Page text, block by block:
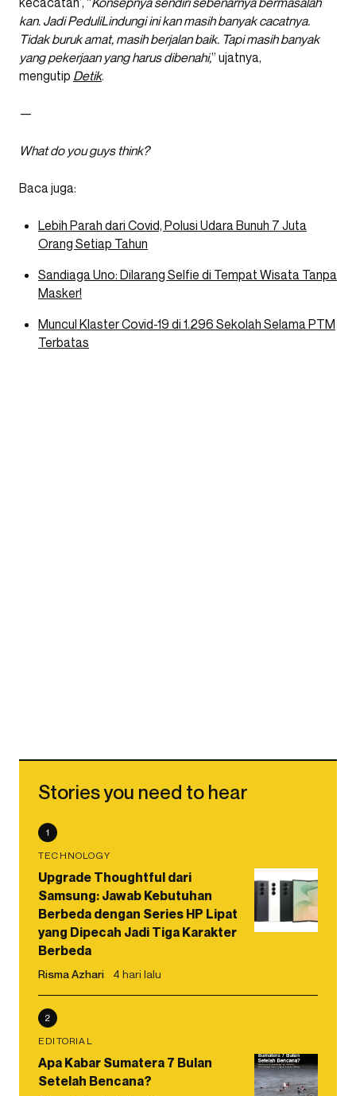
kan. Jadi PeduliLindungi ini kan masih banyak cacatnya.
Tidak buruk amat, masih berjalan baik. Tapi masih banyak
yang pekerjaan yang harus dibenahi,” ujatnya,
mengutip Detik.
—
What do you guys think?
Baca juga:
Lebih Parah dari Covid, Polusi Udara Bunuh 7 Juta
Orang Setiap Tahun
Sandiaga Uno: Dilarang Selfie di Tempat Wisata Tanpa
Masker!
Muncul Klaster Covid-19 di 1.296 Sekolah Selama PTM
Terbatas
Stories you need to hear
1
TECHNOLOGY
Upgrade Thoughtful dari
Samsung: Jawab Kebutuhan
Berbeda dengan Series HP Lipat
yang Dipecah Jadi Tiga Karakter
Berbeda
Risma Azhari 4 hari lalu
2
EDITORIAL
Apa Kabar Sumatera 7 Bulan
Setelah Bencana?